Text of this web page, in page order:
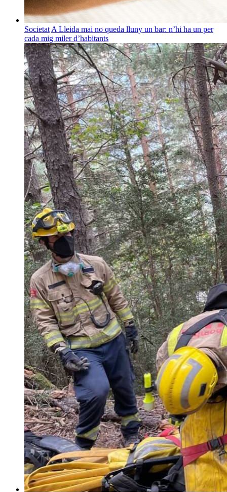
Societat A Lleida mai no queda lluny un bar: n’hi ha un per
cada mig miler d’habitants